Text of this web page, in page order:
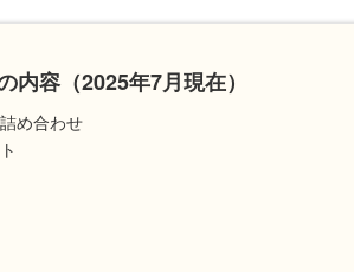
内容（2025年7月現在）
め合わせ